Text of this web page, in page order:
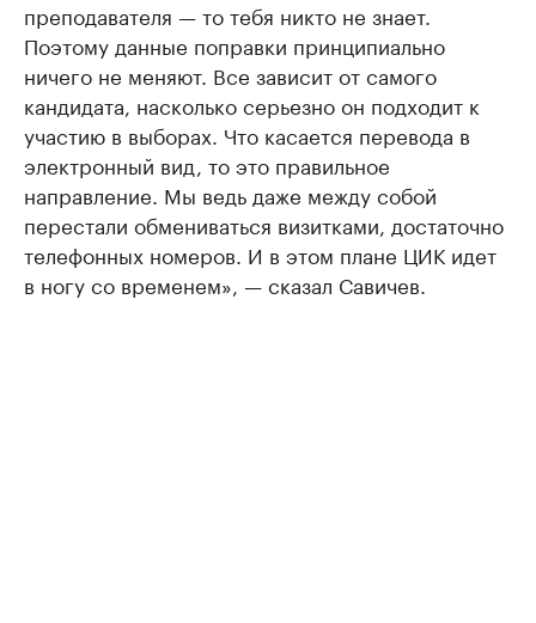
преподавателя — то тебя никто не знает.
Поэтому данные поправки принципиально
ничего не меняют. Все зависит от самого
кандидата, насколько серьезно он подходит к
участию в выборах. Что касается перевода в
электронный вид, то это правильное
направление. Мы ведь даже между собой
перестали обмениваться визитками, достаточно
телефонных номеров. И в этом плане ЦИК идет
в ногу со временем», — сказал Савичев.